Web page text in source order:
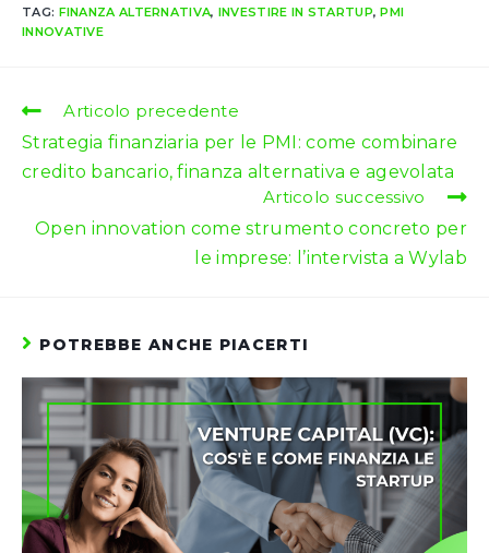
TAG: FINANZA ALTERNATIVA, INVESTIRE IN STARTUP, PMI
INNOVATIVE
Leggi
articoli
Articolo precedente
Strategia finanziaria per le PMI: come combinare
credito bancario, finanza alternativa e agevolata
Articolo successivo
Open innovation come strumento concreto per
le imprese: l’intervista a Wylab
POTREBBE ANCHE PIACERTI